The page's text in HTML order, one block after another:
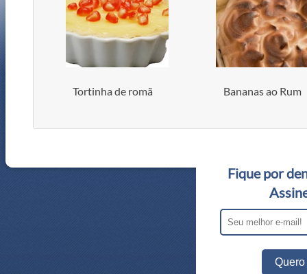
Tortinha de romã Bananas ao Rum
Fique por